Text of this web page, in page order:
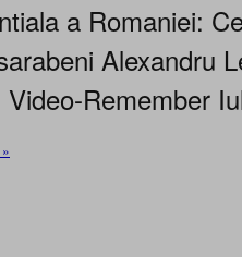
a Romaniei:
Alexandru
Remember